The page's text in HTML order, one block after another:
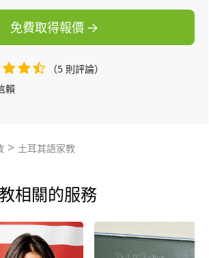
免費取得報價
（5 則評論）
賴
> 土耳其語家教
相關的服務